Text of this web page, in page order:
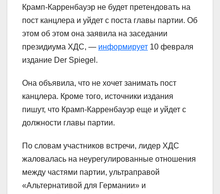
Крамп-Карренбауэр не будет претендовать на
пост канцлера и уйдет с поста главы партии. Об
этом об этом она заявила на заседании
президиума ХДС, — информирует 10 февраля
издание Der Spiegel.
Она объявила, что не хочет занимать пост
канцлера. Кроме того, источники издания
пишут, что Крамп-Карренбауэр еще и уйдет с
должности главы партии.
По словам участников встречи, лидер ХДС
жаловалась на неурегулированные отношения
между частями партии, ультраправой
«Альтернативой для Германии» и